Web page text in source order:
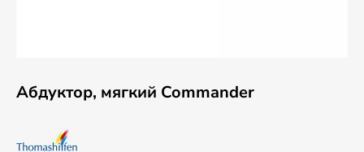
Абдуктор, мягкий Commander